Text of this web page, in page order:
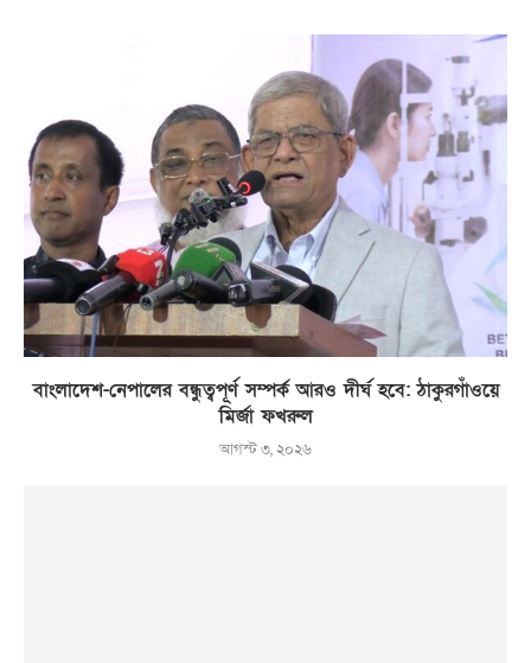
বাংলাদেশ-নেপালের বন্ধুত্বপূর্ণ সম্পর্ক আরও দীর্ঘ হবে: ঠাকুরগাঁওয়ে
মির্জা ফখরুল
আগস্ট ৩, ২০২৬